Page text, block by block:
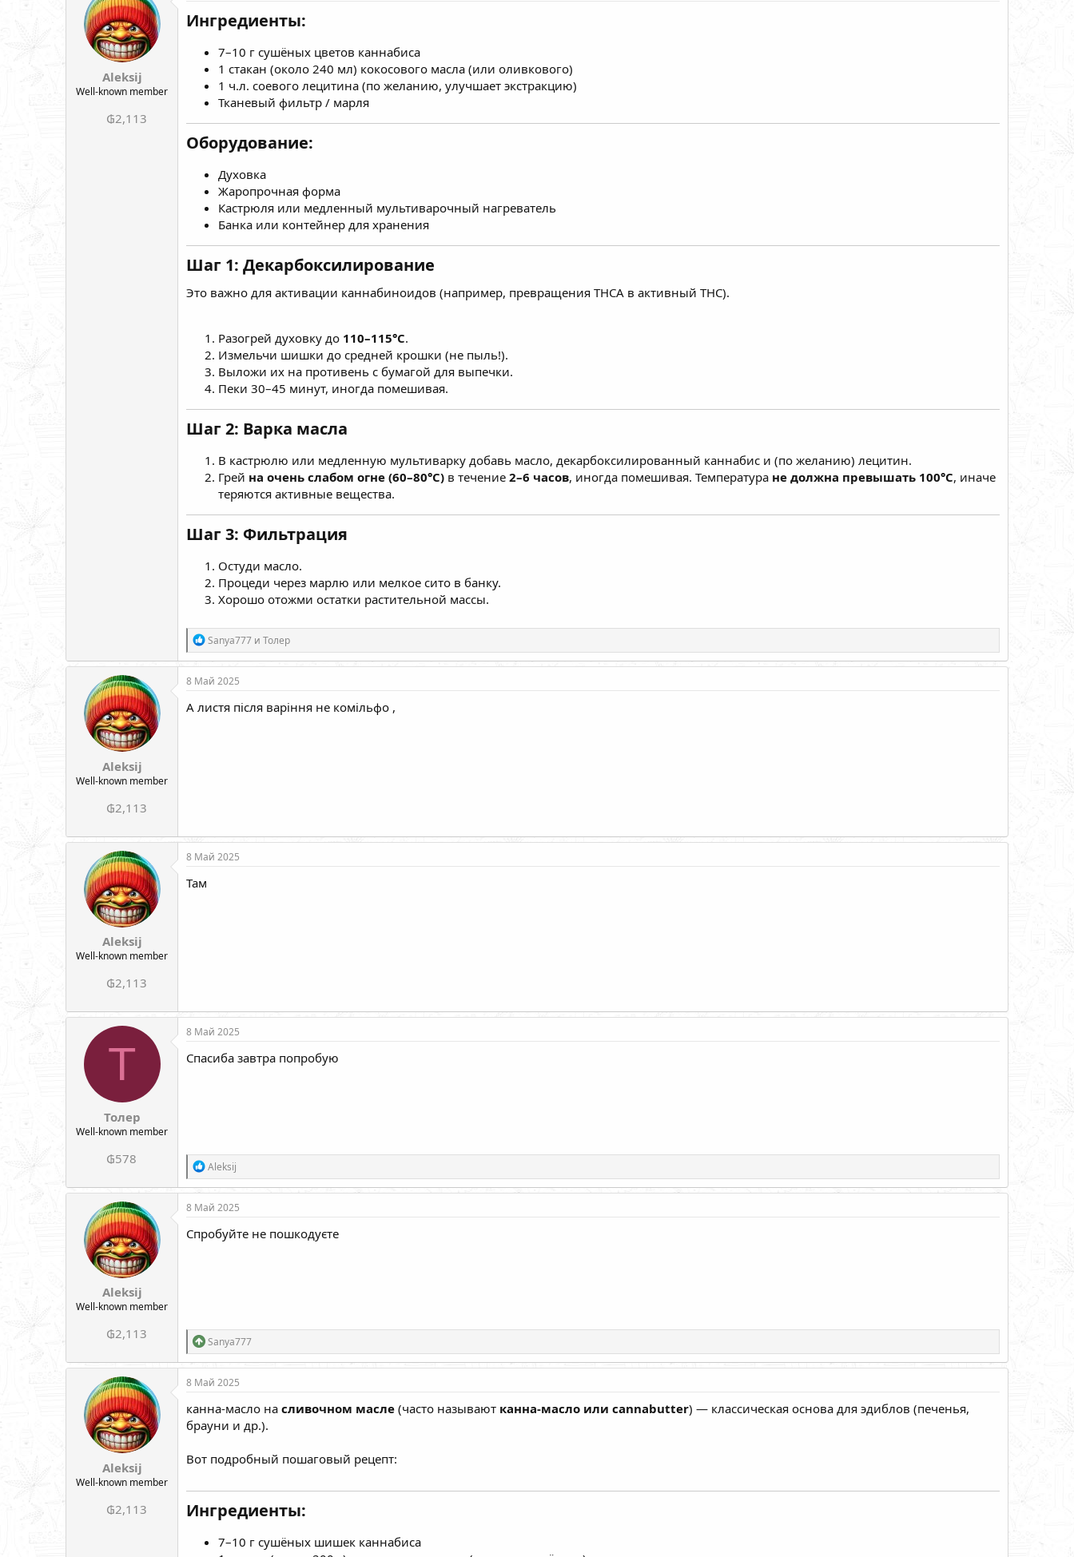
и
Aleksij
Well-known member
₲2,113
Ингредиенты:
7–10 г сушёных цветов каннабиса
1 стакан (около 240 мл) кокосового масла (или оливкового)
1 ч.л. соевого лецитина (по желанию, улучшает экстракцию)
Тканевый фильтр / марля
Оборудование:
Духовка
Жаропрочная форма
Кастрюля или медленный мультиварочный нагреватель
Банка или контейнер для хранения
Шаг 1: Декарбоксилирование
Это важно для активации каннабиноидов (например, превращения THCA в активный THC).
Разогрей духовку до 110–115°C.
Измельчи шишки до средней крошки (не пыль!).
Выложи их на противень с бумагой для выпечки.
Пеки 30–45 минут, иногда помешивая.
Шаг 2: Варка масла
В кастрюлю или медленную мультиварку добавь масло, декарбоксилированный каннабис и (по желанию) лецитин.
Грей на очень слабом огне (60–80°C) в течение 2–6 часов, иногда помешивая. Температура не должна превышать 100°C, иначе
теряются активные вещества.
Шаг 3: Фильтрация
Остуди масло.
Процеди через марлю или мелкое сито в банку.
Хорошо отожми остатки растительной массы.
Р
е
а
к
и
и
Sanya777 и Толер
Aleksij
Well-known member
₲2,113
8 Май 2025
А листя після варіння не комільфо ,
Aleksij
Well-known member
₲2,113
8 Май 2025
Там
Т
Толер
Well-known member
₲578
8 Май 2025
Спасиба завтра попробую
Р
е
а
к
и
и
Aleksij
Aleksij
Well-known member
₲2,113
8 Май 2025
Спробуйте не пошкодуєте
Р
е
а
к
и
и
:
Sanya777
Aleksij
Well-known member
₲2,113
8 Май 2025
канна-масло на сливочном масле (часто называют канна-масло или cannabutter) — классическая основа для эдиблов (печенья,
брауни и др.).
Вот подробный пошаговый рецепт:
Ингредиенты:
7–10 г сушёных шишек каннабиса